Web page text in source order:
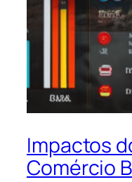
Impactos
Comércio